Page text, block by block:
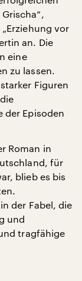
vor
an. Die
eine
zu lassen.
Figuren
der Episoden
Roman in
für
blieb es bis
der Fabel, die
und
tragfähige